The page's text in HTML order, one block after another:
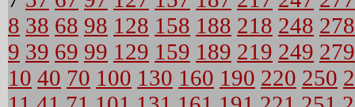
8 38 68 98 128 158 188 218 248 278
9 39 69 99 129 159 189 219 249 279
10 40 70 100 130 160 190 220 250